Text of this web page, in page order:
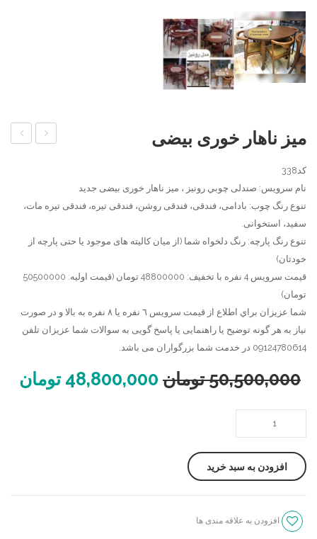
رستورانی
میز ناهار خوری بیضی
کد338
نام سرویس: صندلی چوبي رونیز ، ميز ناهار خوری بیضی جدید
تنوع رنگ چوب: بادامی، فندقی، فندقی روشن، فندقی تیره، فندقی تیره مات،
سفید، استخوانی.
تنوع رنگ پارچه: رنگ دلخواه شما (از میان کالیته های موجود یا حتی پارچه از
خودتان)
قیمت سرویس 4 نفره با تخفیف: 48800000 تومان (قیمت اولیه: 50500000
تومان)
شما عزيزان براي اطلاع از قيمت سرويس ٦ نفره يا ٨ نفره به بالا و در صورت
نیاز به هر گونه توضیح یا راهنمایی یا پاسخ گویی به سوالات شما عزیزان تلفن
09124780614 در خدمت شما بزرگواران می باشد.
50,500,000 تومان 48,800,000 تومان
ناهار
خوری
بیضیافزودن به سبد خرید
افزودن به علاقه مندی ها